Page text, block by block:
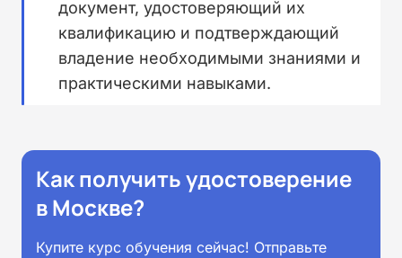
документ, удостоверяющий их
квалификацию и подтверждающий
владение необходимыми знаниями и
практическими навыками.
Как получить удостоверение
в Москве?
Купите курс обучения сейчас! Отправьте